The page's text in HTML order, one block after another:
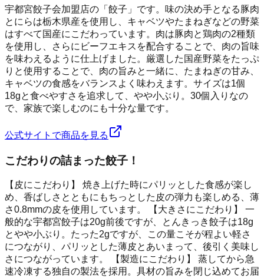
宇都宮餃子会加盟店の「餃子」です。味の決め手となる豚肉
とにらは栃木県産を使用し、キャベツやたまねぎなどの野菜
はすべて国産にこだわっています。肉は豚肉と鶏肉の2種類
を使用し、さらにビーフエキスを配合することで、肉の旨味
を味わえるように仕上げました。厳選した国産野菜をたっぷ
りと使用することで、肉の旨みと一緒に、たまねぎの甘み、
キャベツの食感をバランスよく味わえます。サイズは1個
18gと食べやすさを追求して、やや小ぶり。30個入りなの
で、家族で楽しむのにも十分な量です。
公式サイトで商品を見る
こだわりの詰まった餃子！
【皮にこだわり】 焼き上げた時にパリッとした食感が楽し
め、香ばしさとともにもちっとした皮の弾力も楽しめる、薄
さ0.8mmの皮を使用しています。 【大きさにこだわり】 一
般的な宇都宮餃子は20g前後ですが、とんきっき餃子は18g
とやや小ぶり。たった2gですが、この量こそが程よい軽さ
につながり、パリッとした薄皮とあいまって、後引く美味し
さにつながっています。 【製造にこだわり】 蒸してから急
速冷凍する独自の製法を採用。具材の旨みを閉じ込めてお届